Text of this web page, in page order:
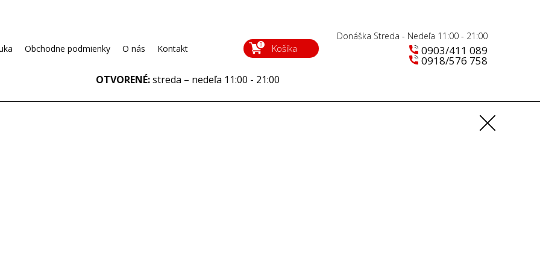
Obchodne podmienky O nás Kontakt 0 Košíka
Donáška Streda - Nedeľa 11:00 - 21:00
0903/411 089
0918/576 758
OTVORENÉ:streda – nedeľa 11:00 - 21:00